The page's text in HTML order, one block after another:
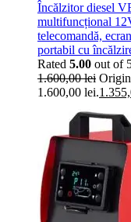
Încălzitor diesel
multifuncțional
telecomandă,
portabil cu
Rated 5.00 out of
1.600,00lei
1.600,00 lei.